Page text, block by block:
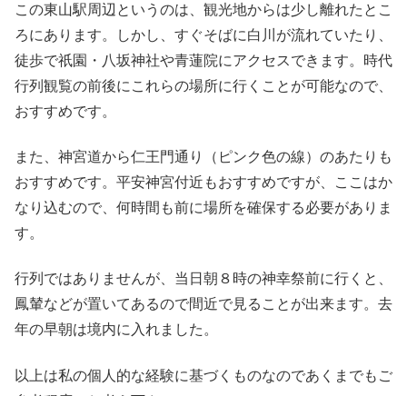
この東山駅周辺というのは、観光地からは少し離れたとこ
ろにあります。しかし、すぐそばに白川が流れていたり、
徒歩で祇園・八坂神社や青蓮院にアクセスできます。時代
行列観覧の前後にこれらの場所に行くことが可能なので、
おすすめです。
また、神宮道から仁王門通り（ピンク色の線）のあたりも
おすすめです。平安神宮付近もおすすめですが、ここはか
なり込むので、何時間も前に場所を確保する必要がありま
す。
行列ではありませんが、当日朝８時の神幸祭前に行くと、
鳳輦などが置いてあるので間近で見ることが出来ます。去
年の早朝は境内に入れました。
以上は私の個人的な経験に基づくものなのであくまでもご